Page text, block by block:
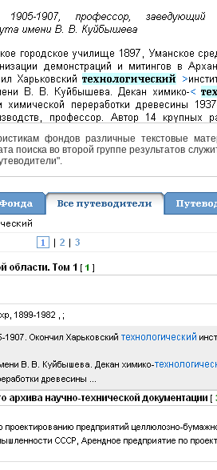
фондов различные текстовые
поиска во второй группе результатов